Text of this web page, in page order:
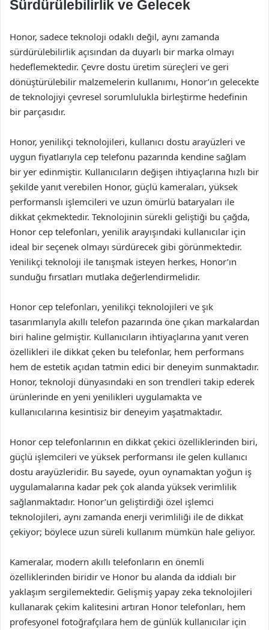
Sürdürülebilirlik ve Gelecek
Honor, sadece teknoloji odaklı değil, aynı zamanda
sürdürülebilirlik açısından da duyarlı bir marka olmayı
hedeflemektedir. Çevre dostu üretim süreçleri ve geri
dönüştürülebilir malzemelerin kullanımı, Honor’ın gelecekte
de teknolojiyi çevresel sorumlulukla birleştirme hedefinin
bir parçasıdır.
Honor, yenilikçi teknolojileri, kullanıcı dostu arayüzleri ve
uygun fiyatlarıyla cep telefonu pazarında kendine sağlam
bir yer edinmiştir. Kullanıcıların değişen ihtiyaçlarına hızlı bir
şekilde yanıt verebilen Honor, güçlü kameraları, yüksek
performanslı işlemcileri ve uzun ömürlü bataryaları ile
dikkat çekmektedir. Teknolojinin sürekli geliştiği bu çağda,
Honor cep telefonları, yenilik arayışındaki kullanıcılar için
ideal bir seçenek olmayı sürdürecek gibi görünmektedir.
Yenilikçi teknoloji ile tanışmak isteyen herkes, Honor’ın
sunduğu fırsatları mutlaka değerlendirmelidir.
Honor cep telefonları, yenilikçi teknolojileri ve şık
tasarımlarıyla akıllı telefon pazarında öne çıkan markalardan
biri haline gelmiştir. Kullanıcıların ihtiyaçlarına yanıt veren
özellikleri ile dikkat çeken bu telefonlar, hem performans
hem de estetik açıdan tatmin edici bir deneyim sunmaktadır.
Honor, teknoloji dünyasındaki en son trendleri takip ederek
ürünlerinde en yeni yenilikleri uygulamakta ve
kullanıcılarına kesintisiz bir deneyim yaşatmaktadır.
Honor cep telefonlarının en dikkat çekici özelliklerinden biri,
güçlü işlemcileri ve yüksek performansı ile gelen kullanıcı
dostu arayüzleridir. Bu sayede, oyun oynamaktan yoğun iş
uygulamalarına kadar pek çok alanda yüksek verimlilik
sağlanmaktadır. Honor’un geliştirdiği özel işlemci
teknolojileri, aynı zamanda enerji verimliliği ile de dikkat
çekiyor; böylece uzun süreli kullanım mümkün hale geliyor.
Kameralar, modern akıllı telefonların en önemli
özelliklerinden biridir ve Honor bu alanda da iddialı bir
yaklaşım sergilemektedir. Gelişmiş yapay zeka teknolojileri
kullanarak çekim kalitesini artıran Honor telefonları, hem
profesyonel fotoğrafçılara hem de günlük kullanıcılar için